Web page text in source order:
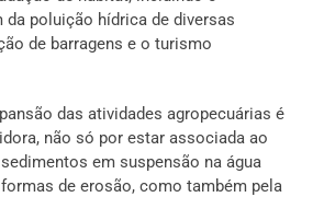
da poluição hídrica de diversas
de barragens e o turismo
das atividades agropecuárias é
não só por estar associada ao
em suspensão na água
de erosão, como também pela